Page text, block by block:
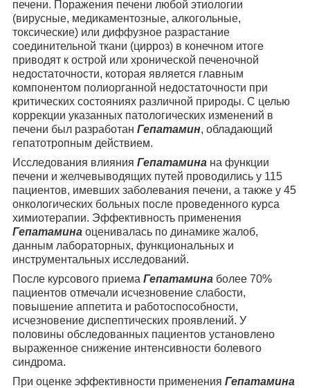
печени. Поражения печени любой этиологии
(вирусные, медикаментозные, алкогольные,
токсические) или диффузное разрастание
соединительной ткани (цирроз) в конечном итоге
приводят к острой или хронической печеночной
недостаточности, которая является главным
компонентом полиорганной недостаточности при
критических состояниях различной природы. С целью
коррекции указанных патологических изменений в
печени был разработан Гепатамин, обладающий
гепатотропным действием.
Исследования влияния Гепатамина на функции
печени и желчевыводящих путей проводились у 115
пациентов, имевших заболевания печени, а также у 45
онкологических больных после проведенного курса
химиотерапии. Эффективность применения
Гепатамина оценивалась по динамике жалоб,
данным лабораторных, функциональных и
инструментальных исследований.
После курсового приема Гепатамина более 70%
пациентов отмечали исчезновение слабости,
повышение аппетита и работоспособности,
исчезновение диспептических проявлений. У
половины обследованных пациентов установлено
выраженное снижение интенсивности болевого
синдрома.
При оценке эффективности применения Гепатамина